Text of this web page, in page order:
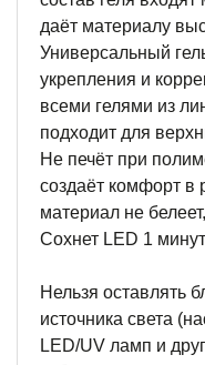
даёт материалу
Универсальный
укрепления и
всеми гелями из
подходит для
Не печёт при
создаёт комфорт в
материал не
Сохнет LED 1
Нельзя оставлять
источника света
LED/UV ламп и